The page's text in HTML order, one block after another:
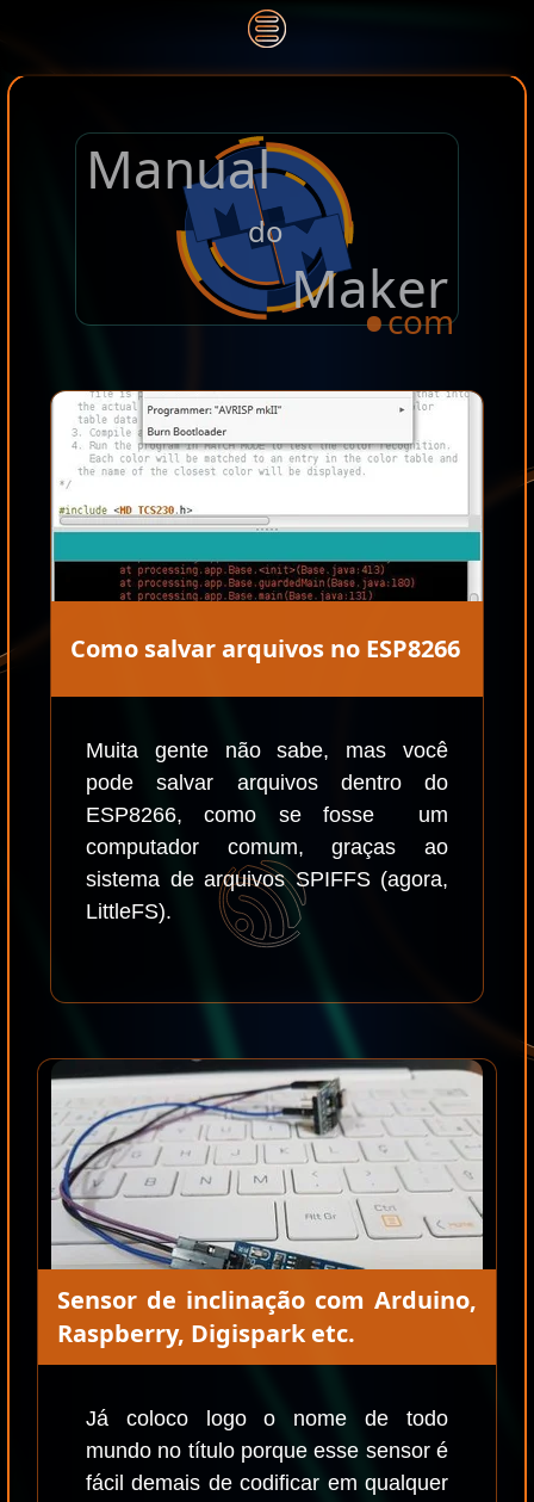
Manual
do
Maker
.com
Como salvar arquivos no ESP8266
Muita gente não sabe, mas você
pode salvar arquivos dentro do
ESP8266, como se fosse um
computador comum, graças ao
sistema de arquivos SPIFFS (agora,
LittleFS).
Sensor de inclinação com Arduino,
Raspberry, Digispark etc.
Já coloco logo o nome de todo
mundo no título porque esse sensor é
fácil demais de codificar em qualquer